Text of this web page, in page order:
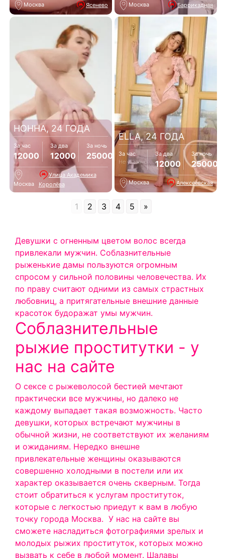
Москва Ясенево Москва Баррикадная
НОННА, 24 ГОДА
За час
12000
За два
12000
За ночь
25000
Москва
Улица Академика
Королёва
ELLA, 24 ГОДА
За час
Не указано
За два
12000
За ночь
25000
Москва Алексеевская
1 2 3 4 5 »
Девушки с огненным цветом волос всегда
привлекали мужчин. Соблазнительные
рыженькие дамы пользуются огромным
спросом у сильной половины человечества. Их
по праву считают одними из самых страстных
любовниц, а притягательные внешние данные
красоток будоражат умы мужчин.
Соблазнительные
рыжие проститутки - у
нас на сайте
О сексе с рыжеволосой бестией мечтают
практически все мужчины, но далеко не
каждому выпадает такая возможность. Часто
девушки, которых встречают мужчины в
обычной жизни, не соответствуют их желаниям
и ожиданиям. Нередко внешне
привлекательные женщины оказываются
совершенно холодными в постели или их
характер оказывается очень скверным. Тогда
стоит обратиться к услугам проституток,
которые с легкостью приедут к вам в любую
точку города Москва. У нас на сайте вы
сможете насладиться фотографиями зрелых и
молодых рыжих проституток, которых можно
вызвать к себе в любой момент. Шалавы